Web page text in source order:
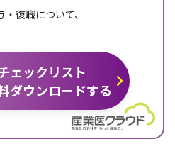
復職について、
ェックリスト
ダウンロードする